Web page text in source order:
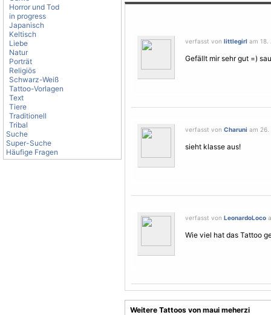
Horror und Tod
in progress
Japanisch
Keltisch
Liebe
Natur
Porträt
Religiös
Schwarz-Weiß
Tattoo-Vorlagen
Text
Tiere
Traditionell
Tribal
Suche
Super-Suche
Häufige Fragen
verfasst von littlegirl am 18.
Gefällt mir sehr gut =)
verfasst von Charuni am 26.
sieht klasse aus!
verfasst von LeonardoLoco
Wie viel hat das Tattoo
Weitere Tattoos von maui meherzi